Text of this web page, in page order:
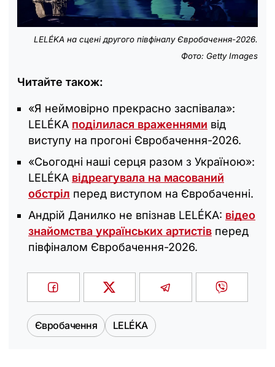
LELÉKA на сцені другого півфіналу Євробачення-2026.
Фото: Getty Images
Читайте також:
«Я неймовірно прекрасно заспівала»:
LELÉKA поділилася враженнями від
виступу на прогоні Євробачення-2026.
«Сьогодні наші серця разом з Україною»:
LELÉKA відреагувала на масований
обстріл перед виступом на Євробаченні.
Андрій Данилко не впізнав LELÉKA: відео
знайомства українських артистів перед
півфіналом Євробачення-2026.
Євробачення LELÉKA